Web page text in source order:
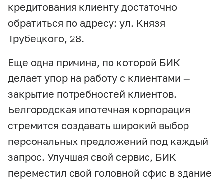
кредитования клиенту достаточно
обратиться по адресу: ул. Князя
Трубецкого, 28.
Еще одна причина, по которой БИК
делает упор на работу с клиентами —
закрытие потребностей клиентов.
Белгородская ипотечная корпорация
стремится создавать широкий выбор
персональных предложений под каждый
запрос. Улучшая свой сервис, БИК
переместил свой головной офис в здание